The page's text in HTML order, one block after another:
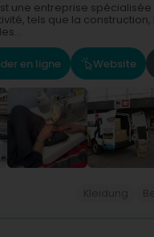
une entreprise
tels que la
en ligne Website